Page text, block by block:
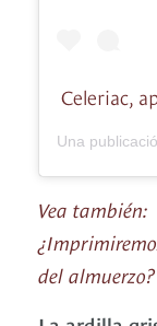
Celeriac,
Una
Vea también:
del almuerzo?